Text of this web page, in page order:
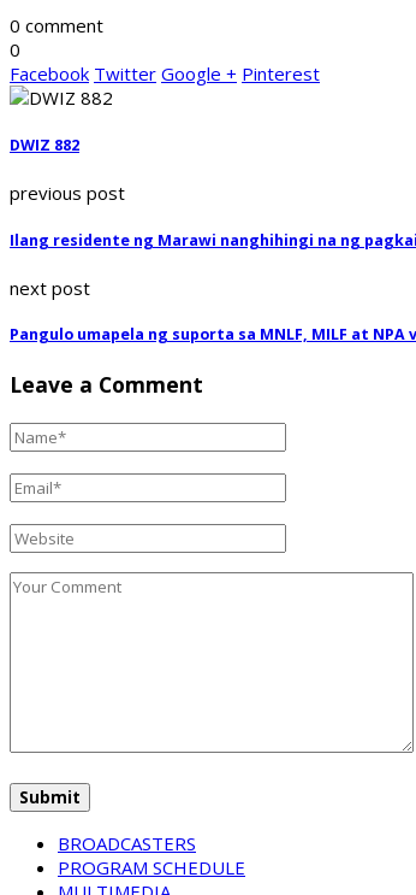
0 comment
0
Facebook Twitter Google + Pinterest
DWIZ 882
previous post
Ilang residente ng Marawi nanghihingi na ng
next post
Pangulo umapela ng suporta sa MNLF, MILF at NPA
Leave a Comment
BROADCASTERS
PROGRAM SCHEDULE